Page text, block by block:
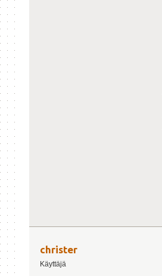
christer
Käyttäjä